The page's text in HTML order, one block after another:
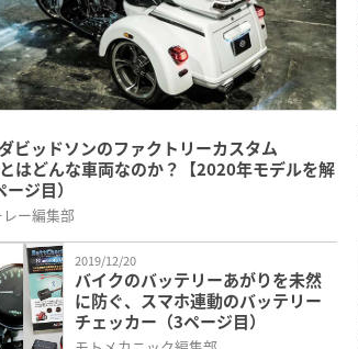
ビッドソンのファクトリーカスタム
とはどんな車両なのか？【2020年モデルを解
ジ目）
ー編集部
2019/12/20
バイクのバッテリーあがりを未然
に防ぐ、スマホ連動のバッテリー
チェッカー（3ページ目）